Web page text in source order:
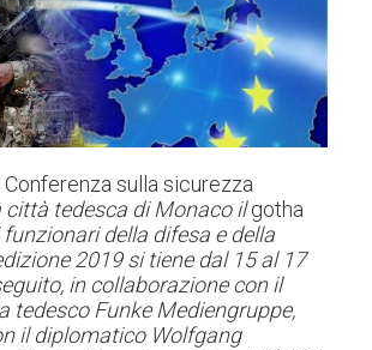
Conferenza sulla sicurezza
città tedesca di Monaco ilgotha
della difesa e della
2019 si tiene dal 15 al 17
in collaborazione con il
tedesco Funke Mediengruppe,
il diplomatico Wolfgang